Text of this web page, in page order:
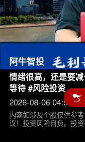
阿牛智投
情绪很高，还是要
等待 #风险投资
2026-08-06 04:55
内容如涉及个股仅供参
议！投资风险自负。投资